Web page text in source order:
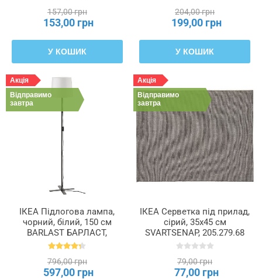
LUNNOM ЛУННОМ,
605.392.38
157,00 грн
153,00 грн
У КОШИК
204,00 грн
199,00 грн
У КОШИК
Акція
Відправимо
завтра
ІКЕА Підлогова лампа,
чорний, білий, 150 см
BARLAST БАРЛАСТ,
104.303.68
796,00 грн
597,00 грн
Акція
Відправимо
завтра
ІКЕА Серветка під прилад,
сірий, 35x45 см
SVARTSENAP, 205.279.68
79,00 грн
77,00 грн